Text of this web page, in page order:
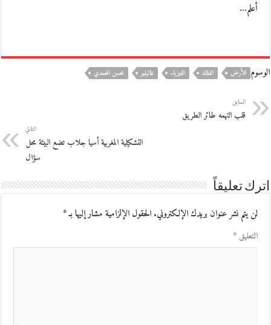
أعلم…
الوسوم الأرض الفلك الفيزياء غاليليو محسن المحمدي
السابق
قلب التهمه طائر الطريق
التالي
التشكيلية المغربية أسيا جلاب تضع البيئة محل
سؤال
اترك تعليقاً
لن يتم نشر عنوان بريدك الإلكتروني.الحقول الإلزامية مشار إليها بـ*
التعليق*